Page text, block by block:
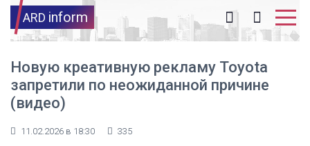
ARD inform
Новую креативную рекламу Toyota
запретили по неожиданной причине
(видео)
11.02.2026 в 18:30 335